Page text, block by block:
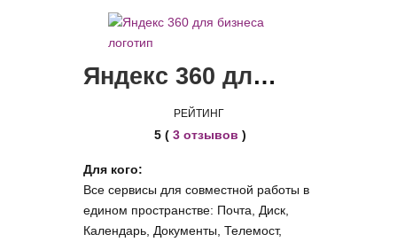
Яндекс 360 для бизнеса
РЕЙТИНГ
5 ( 3 отзывов )
Для кого:
Все cервисы для совместной работы в
едином пространстве: Почта, Диск,
Календарь, Документы, Телемост,